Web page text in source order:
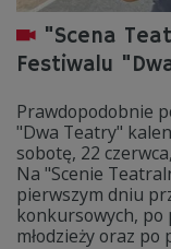
"Scena
Festiwalu
Prawdopodobnie
"Dwa Teatry"
sobotę, 22
Na "Scenie
pierwszym dniu
konkursowych, po
młodzieży oraz